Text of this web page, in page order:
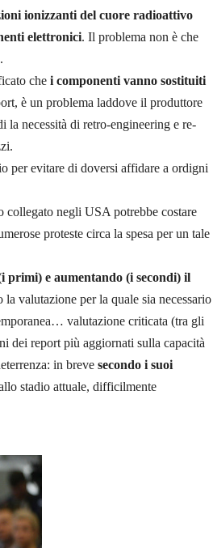
ionizzanti del cuore radioattivo
elettronici. Il problema non è che
che i componenti vanno sostituiti
è un problema laddove il produttore
la necessità di retro-engineering e re-
per evitare di doversi affidare a ordigni
collegato negli USA potrebbe costare
proteste circa la spesa per un tale
primi) e aumentando (i secondi) il
la valutazione per la quale sia necessario
valutazione criticata (tra gli
dei report più aggiornati sulla capacità
in breve secondo i suoi
stadio attuale, difficilmente